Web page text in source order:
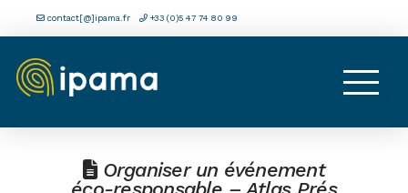
contact[@]ipama.fr +33 (0)5 47 74 80 99
Organiser un événement